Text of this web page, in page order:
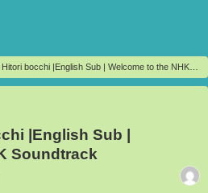
bocchi |English Sub | Welcome to the NHK
|English Sub |
Soundtrack